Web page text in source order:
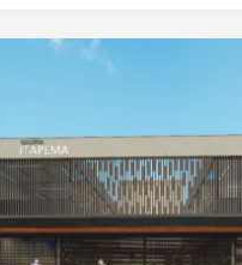
e autonomia para as
Conta ainda com
área ajardinada e
um ambiente
Um espaço estratégico,
e preparado para
do seu negócio.